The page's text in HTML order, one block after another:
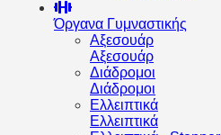
Όργανα Γυμναστικής
Αξεσουάρ
Αξεσουάρ
Διάδρομοι
Διάδρομοι
Ελλειπτικά
Ελλειπτικά